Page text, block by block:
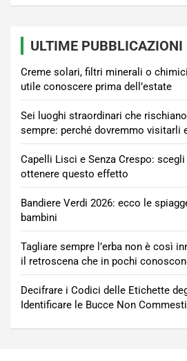
ULTIME PUBBLICAZIONI
Creme solari, filtri minerali o
utile conoscere prima dell’estate
Sei luoghi straordinari che
sempre: perché dovremmo visitarli
Capelli Lisci e Senza Crespo:
ottenere questo effetto
Bandiere Verdi 2026: ecco le
bambini
Tagliare sempre l’erba non è così
il retroscena che in pochi
Decifrare i Codici delle Etichette
Identificare le Bucce Non